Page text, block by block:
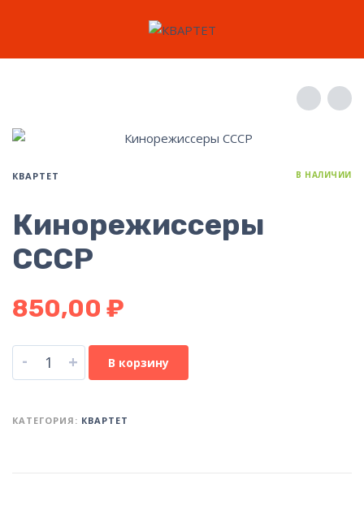
КВАРТЕТ В НАЛИЧИИ
Кинорежиссеры
СССР
850,00 ₽
- + В корзину
КАТЕГОРИЯ: КВАРТЕТ